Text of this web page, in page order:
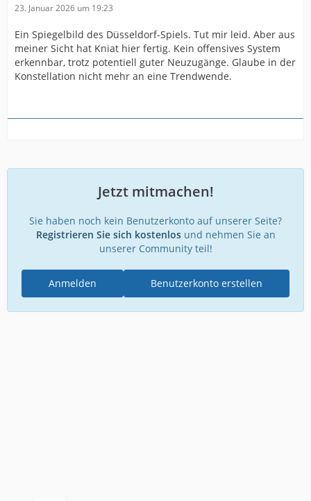
23. Januar 2026 um 19:23
Ein Spiegelbild des Düsseldorf-Spiels. Tut mir leid. Aber aus
meiner Sicht hat Kniat hier fertig. Kein offensives System
erkennbar, trotz potentiell guter Neuzugänge. Glaube in der
Konstellation nicht mehr an eine Trendwende.
Jetzt mitmachen!
Sie haben noch kein Benutzerkonto auf unserer Seite?
Registrieren Sie sich kostenlosund nehmen Sie an
unserer Community teil!
Benutzerkonto erstellen
Anmelden